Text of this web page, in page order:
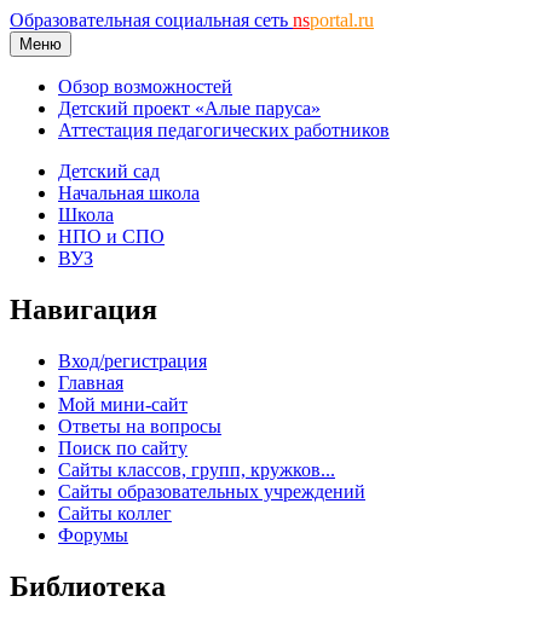
Образовательная социальная сеть nsportal.ru
Меню
Обзор возможностей
Детский проект «Алые паруса»
Аттестация педагогических работников
Детский сад
Начальная школа
Школа
НПО и СПО
ВУЗ
Навигация
Вход/регистрация
Главная
Мой мини-сайт
Ответы на вопросы
Поиск по сайту
Сайты классов, групп, кружков...
Сайты образовательных учреждений
Сайты коллег
Форумы
Библиотека